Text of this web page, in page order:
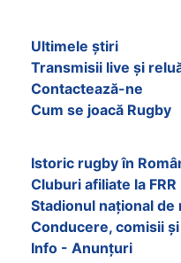
Ultimele știri
Transmisii live și
Contactează-ne
Cum se joacă Rugby
Istoric rugby în
Cluburi afiliate la FRR
Stadionul național de
Conducere, comisii
Info - Anunțuri